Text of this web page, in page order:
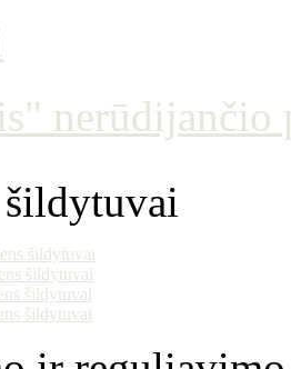
nerūdijančio
šildytuvai
šildytuvai
šildytuvai
šildytuvai
šildytuvai